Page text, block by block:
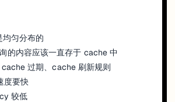
均匀分布的
的内容应该一直存于 cache 中
cache 过期、cache 刷新规则
度要快
较低